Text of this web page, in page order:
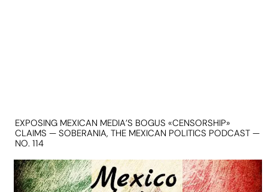
EXPOSING MEXICAN MEDIA’S BOGUS «CENSORSHIP»
CLAIMS — SOBERANIA, THE MEXICAN POLITICS PODCAST —
NO. 114